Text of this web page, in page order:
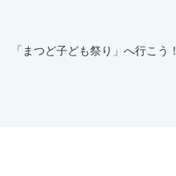
「まつど子ども祭り」へ行こう！